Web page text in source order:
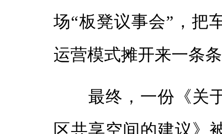
场“板凳议事会”，把
运营模式摊开来一条
最终，一份《关于
区共享空间的建议》